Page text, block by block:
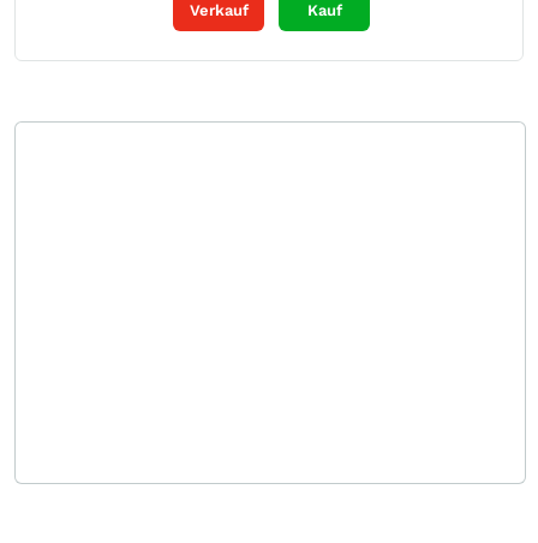
Verkauf Kauf